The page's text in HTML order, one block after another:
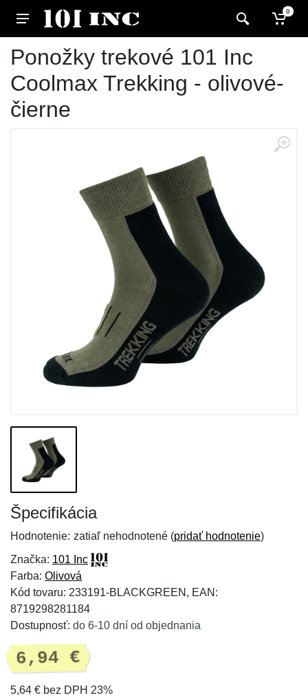
0
Ponožky trekové 101 Inc
Coolmax Trekking - olivové-
čierne
Špecifikácia
Hodnotenie: zatiaľ nehodnotené (pridať hodnotenie)
Značka: 101 Inc
Farba: Olivová
Kód tovaru: 233191-BLACKGREEN, EAN:
8719298281184
Dostupnosť: do 6-10 dní od objednania
6,94 €
5,64 € bez DPH 23%